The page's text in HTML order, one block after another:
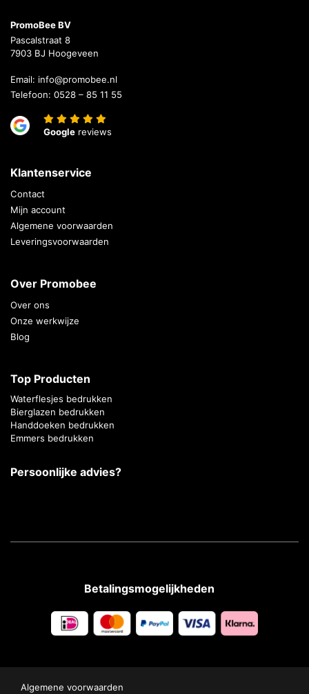
PromoBee BV
Pascalstraat 8
7903 BJ Hoogeveen
Email: info@promobee.nl
Telefoon: 0528 – 85 11 55
Google reviews
Klantenservice
Contact
Mijn account
Algemene voorwaarden
Leveringsvoorwaarden
Over Promobee
Over ons
Onze werkwijze
Blog
Top Producten
Waterflesjes bedrukken
Bierglazen bedrukken
Handdoeken bedrukken
Emmers bedrukken
Persoonlijke advies?
Betalingsmogelijkheden
Algemene voorwaarden